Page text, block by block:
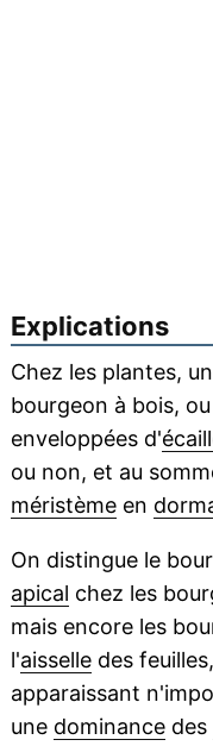
Explications
Chez les plantes,
bourgeon à bois,
enveloppées d'
ou non, et au
méristèmeen
On distingue le
apical chez les
mais encore les
l'aisselledes
apparaissant
une dominancedes